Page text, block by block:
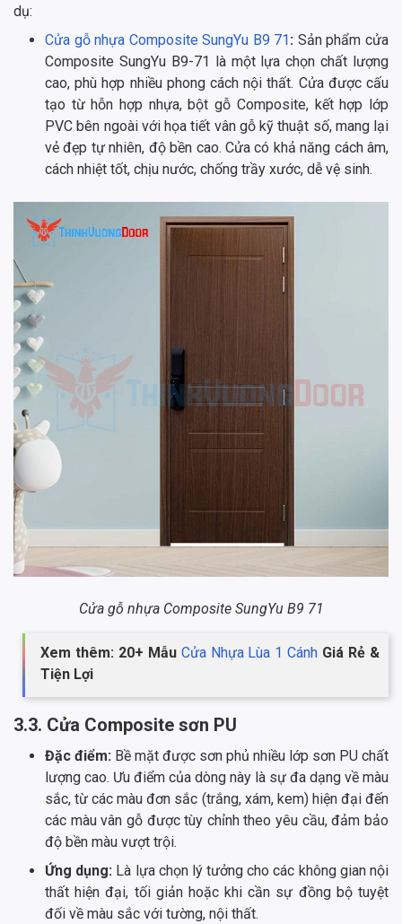
dụ:
Cửa gỗ nhựa Composite SungYu B9 71: Sản phẩm cửa
Composite SungYu B9-71 là một lựa chọn chất lượng
cao, phù hợp nhiều phong cách nội thất. Cửa được cấu
tạo từ hỗn hợp nhựa, bột gỗ Composite, kết hợp lớp
PVC bên ngoài với họa tiết vân gỗ kỹ thuật số, mang lại
vẻ đẹp tự nhiên, độ bền cao. Cửa có khả năng cách âm,
cách nhiệt tốt, chịu nước, chống trầy xước, dễ vệ sinh.
Cửa gỗ nhựa Composite SungYu B9 71
Xem thêm: 20+ Mẫu Cửa Nhựa Lùa 1 Cánh Giá Rẻ &
Tiện Lợi
3.3. Cửa Composite sơn PU
Đặc điểm: Bề mặt được sơn phủ nhiều lớp sơn PU chất
lượng cao. Ưu điểm của dòng này là sự đa dạng về màu
sắc, từ các màu đơn sắc (trắng, xám, kem) hiện đại đến
các màu vân gỗ được tùy chỉnh theo yêu cầu, đảm bảo
độ bền màu vượt trội.
Ứng dụng: Là lựa chọn lý tưởng cho các không gian nội
thất hiện đại, tối giản hoặc khi cần sự đồng bộ tuyệt
đối về màu sắc với tường, nội thất.